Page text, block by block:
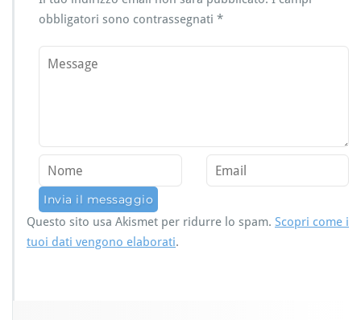
obbligatori sono contrassegnati *
Questo sito usa Akismet per ridurre lo spam. Scopri come i
tuoi dati vengono elaborati.